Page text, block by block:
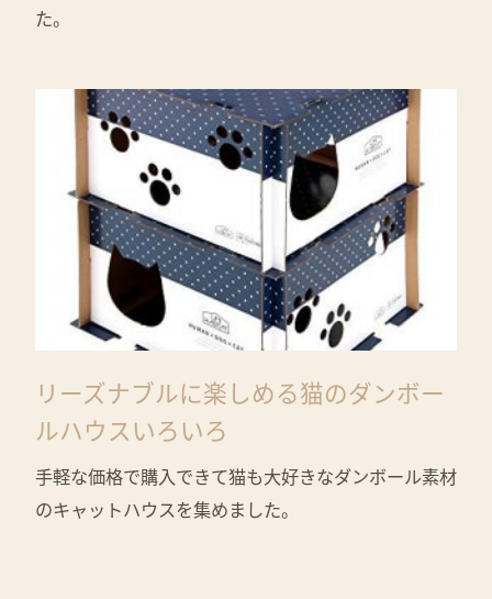
た。
リーズナブルに楽しめる猫のダンボー
ルハウスいろいろ
手軽な価格で購入できて猫も大好きなダンボール素材
のキャットハウスを集めました。